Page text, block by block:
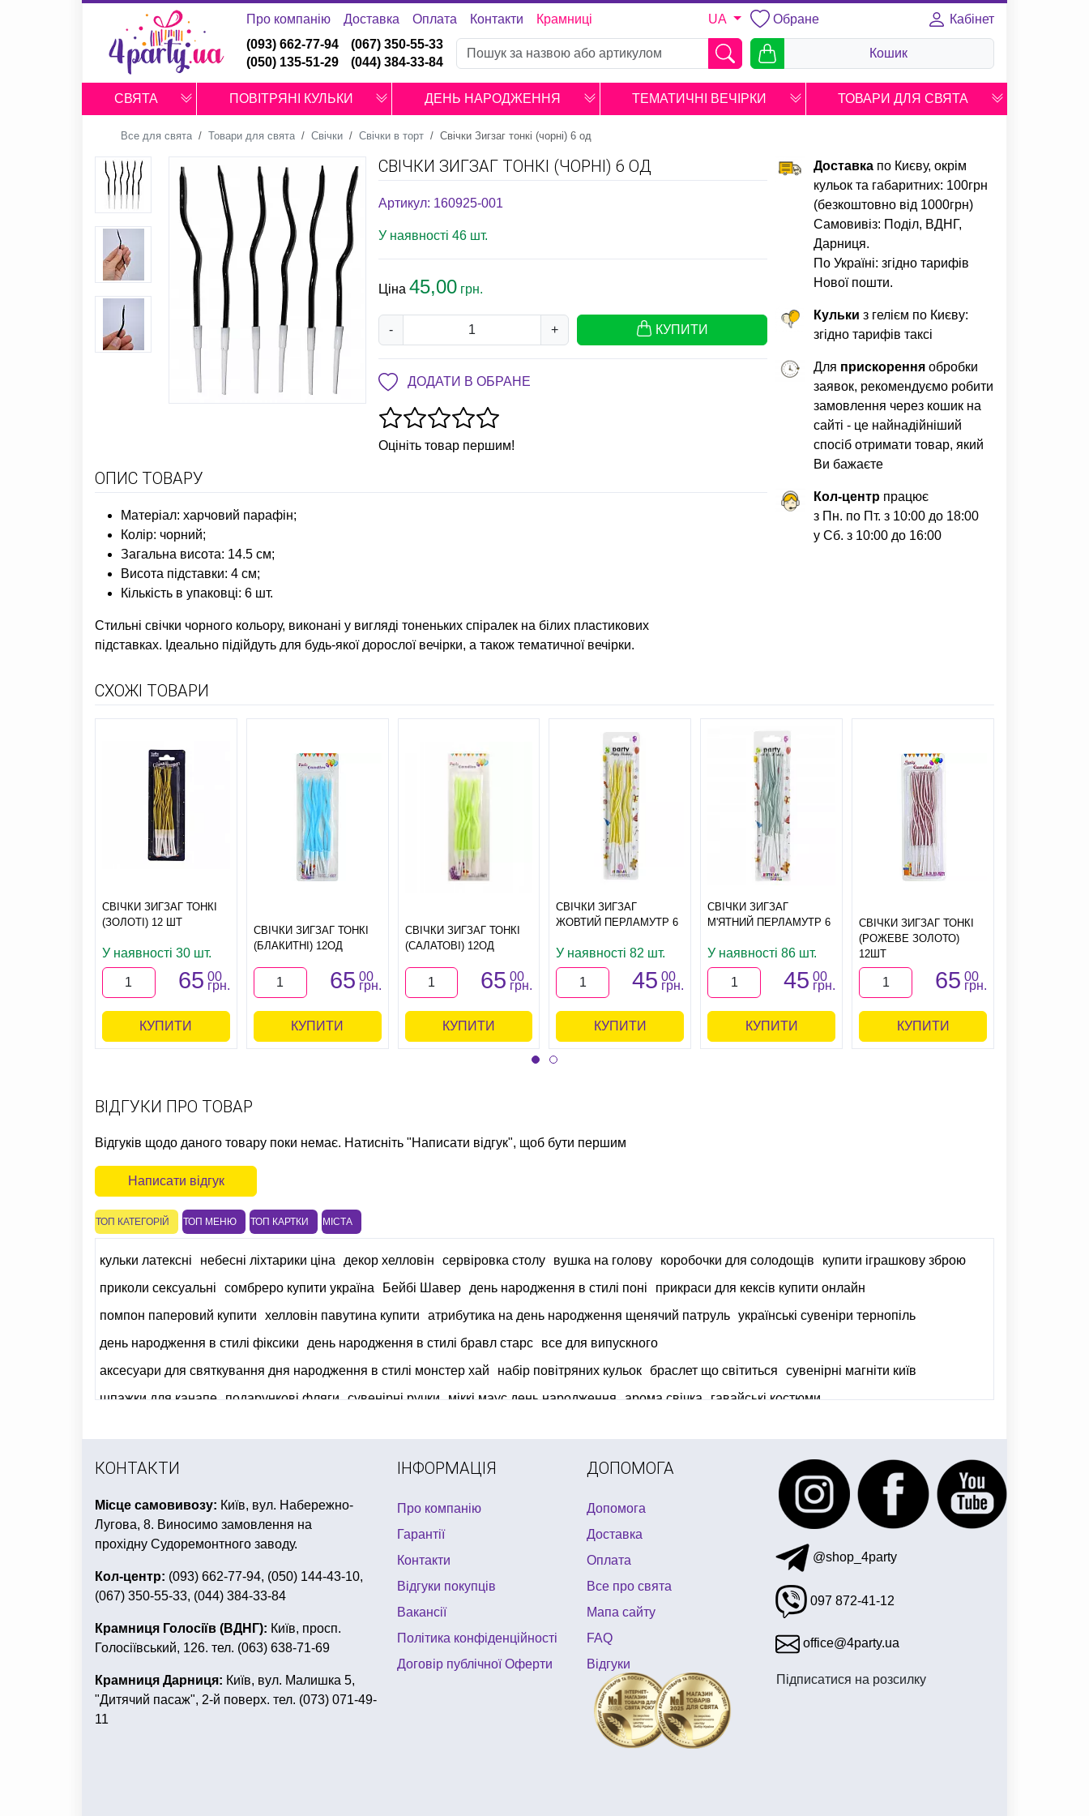
Про компанію Доставка Оплата Контакти Крамниці UA Обране
Кабінет
(093) 662-77-94
(050) 135-51-29
(067) 350-55-33
(044) 384-33-84
Кошик
СВЯТА ПОВІТРЯНІ КУЛЬКИ ДЕНЬ НАРОДЖЕННЯ ТЕМАТИЧНІ ВЕЧІРКИ ТОВАРИ ДЛЯ СВЯТА
Все для свята Товари для свята Свічки Свічки в торт Свічки Зигзаг тонкі (чорні) 6 од
СВІЧКИ ЗИГЗАГ ТОНКІ (ЧОРНІ) 6 ОД
Артикул: 160925-001
У наявності 46 шт.
Ціна 45,00 грн.
- + КУПИТИ
ДОДАТИ В ОБРАНЕ
Оцініть товар першим!
ОПИС ТОВАРУ
Матеріал: харчовий парафін;
Колір: чорний;
Загальна висота: 14.5 см;
Висота підставки: 4 см;
Кількість в упаковці: 6 шт.
Стильні свічки чорного кольору, виконані у вигляді тоненьких спіралек на білих пластикових
підставках. Ідеально підійдуть для будь-якої дорослої вечірки, а також тематичної вечірки.
Доставкапо Києву, окрім
кульок та габаритних: 100грн
(безкоштовно від 1000грн)
Самовивіз: Поділ, ВДНГ,
Дарниця.
По Україні: згідно тарифів
Нової пошти.
Кульки з гелієм по Києву:
згідно тарифів таксі
Для прискоренняобробки
заявок, рекомендуємо робити
замовлення через кошик на
сайті - це найнадійніший
спосіб отримати товар, який
Ви бажаєте
Кол-центрпрацює
з Пн. по Пт. з 10:00 до 18:00
у Сб. з 10:00 до 16:00
СХОЖІ ТОВАРИ
СВІЧКИ ЗИГЗАГ ТОНКІ
(ЗОЛОТІ) 12 ШТ
У наявності 30 шт.
65 00
грн.
КУПИТИ
СВІЧКИ ЗИГЗАГ ТОНКІ
(БЛАКИТНІ) 12ОД
65 00
грн.
КУПИТИ
СВІЧКИ ЗИГЗАГ ТОНКІ
(САЛАТОВІ) 12ОД
65 00
грн.
КУПИТИ
СВІЧКИ ЗИГЗАГ
ЖОВТИЙ ПЕРЛАМУТР 6
У наявності 82 шт.
45 00
грн.
КУПИТИ
СВІЧКИ ЗИГЗАГ
М'ЯТНИЙ ПЕРЛАМУТР 6
У наявності 86 шт.
45 00
грн.
КУПИТИ
СВІЧКИ ЗИГЗАГ ТОНКІ
(РОЖЕВЕ ЗОЛОТО)
12ШТ
65 00
грн.
КУПИТИ
ВІДГУКИ ПРО ТОВАР
Відгуків щодо даного товару поки немає. Натисніть "Написати відгук", щоб бути першим
Написати відгук
ТОП КАТЕГОРІЙ ТОП МЕНЮ ТОП КАРТКИ МІСТА
кульки латексні небесні ліхтарики ціна декор хелловін сервіровка столу вушка на голову коробочки для солодощів
купити іграшкову зброю
приколи сексуальні
сомбреро купити україна Бейбі Шавер день народження в стилі поні
прикраси для кексів купити онлайн
помпон паперовий купити
хелловін павутина купити атрибутика на день народження щенячий патруль українські сувеніри тернопіль
день народження в стилі фіксики
день народження в стилі бравл старс
все для випускного
аксесуари для святкування дня народження в стилі монстер хай
набір повітряних кульок браслет що світиться
сувенірні магніти київ
шпажки для канапе подарункові фляги сувенірні ручки міккі маус день народження арома свічка гавайські костюми
КОНТАКТИ
Місце самовивозу: Київ, вул. Набережно-
Лугова, 8. Виносимо замовлення на
прохідну Судоремонтного заводу.
Кол-центр: (093) 662-77-94, (050) 144-43-10,
(067) 350-55-33, (044) 384-33-84
Крамниця Голосіїв (ВДНГ): Київ, просп.
Голосіївський, 126. тел. (063) 638-71-69
Крамниця Дарниця: Київ, вул. Малишка 5,
"Дитячий пасаж", 2-й поверх. тел. (073) 071-49-
11
ІНФОРМАЦІЯ
Про компанію
Гарантії
Контакти
Відгуки покупців
Вакансії
Політика конфіденційності
Договір публічної Оферти
ДОПОМОГА
Допомога
Доставка
Оплата
Все про свята
Мапа сайту
FAQ
Відгуки
@shop_4party
097 872-41-12
office@4party.ua
Підписатися на розсилку